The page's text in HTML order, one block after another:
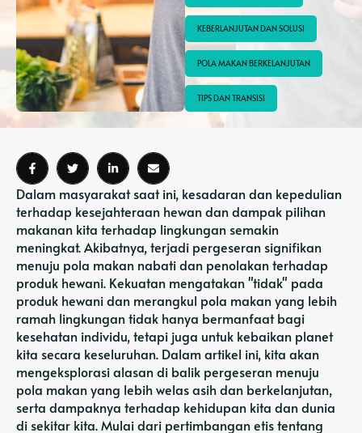
KEBERLANJUTAN DAN SOLUSI
POLA MAKAN BERKELANJUTAN
TIPS DAN TRANSISI
Dalam masyarakat saat ini, kesadaran dan kepedulian
terhadap kesejahteraan hewan dan dampak pilihan
makanan kita terhadap lingkungan semakin
meningkat. Akibatnya, terjadi pergeseran signifikan
menuju pola makan nabati dan penolakan terhadap
produk hewani. Kekuatan mengatakan "tidak" pada
produk hewani dan merangkul pola makan yang lebih
ramah lingkungan tidak hanya bermanfaat bagi
kesehatan individu, tetapi juga untuk kebaikan planet
kita secara keseluruhan. Dalam artikel ini, kita akan
mengeksplorasi alasan di balik pergeseran menuju
pola makan yang lebih welas asih dan berkelanjutan,
serta dampaknya terhadap kehidupan kita dan dunia
di sekitar kita. Mulai dari pertimbangan etis tentang